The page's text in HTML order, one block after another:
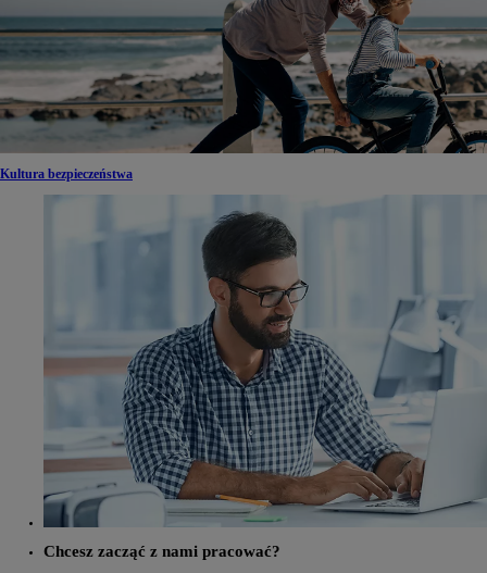
Kultura bezpieczeństwa
Chcesz zacząć z nami pracować?